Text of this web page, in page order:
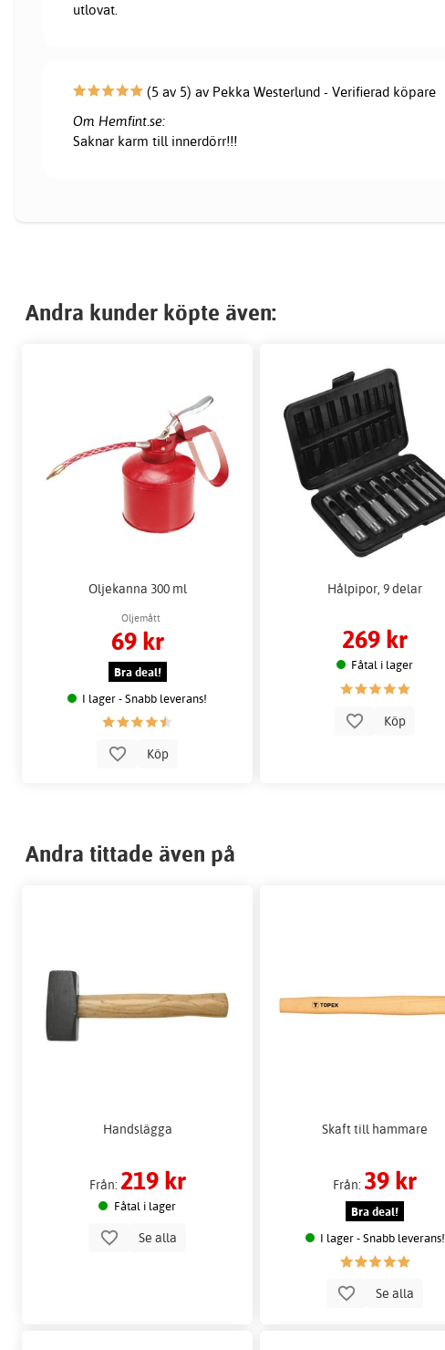
utlovat.
(5 av 5) av Pekka Westerlund - Verifierad köpare
Om Hemfint.se:
Saknar karm till innerdörr!!!
Andra kunder köpte även:
Oljekanna 300 ml
Oljemått
69 kr
Bra deal!
I lager - Snabb leverans!
Köp
Hålpipor, 9 delar
269 kr
Fåtal i lager
Köp
Andra tittade även på
Handslägga
Från: 219 kr
Fåtal i lager
Se alla
Skaft till hammare
Från: 39 kr
Bra deal!
I lager - Snabb leverans!
Se alla